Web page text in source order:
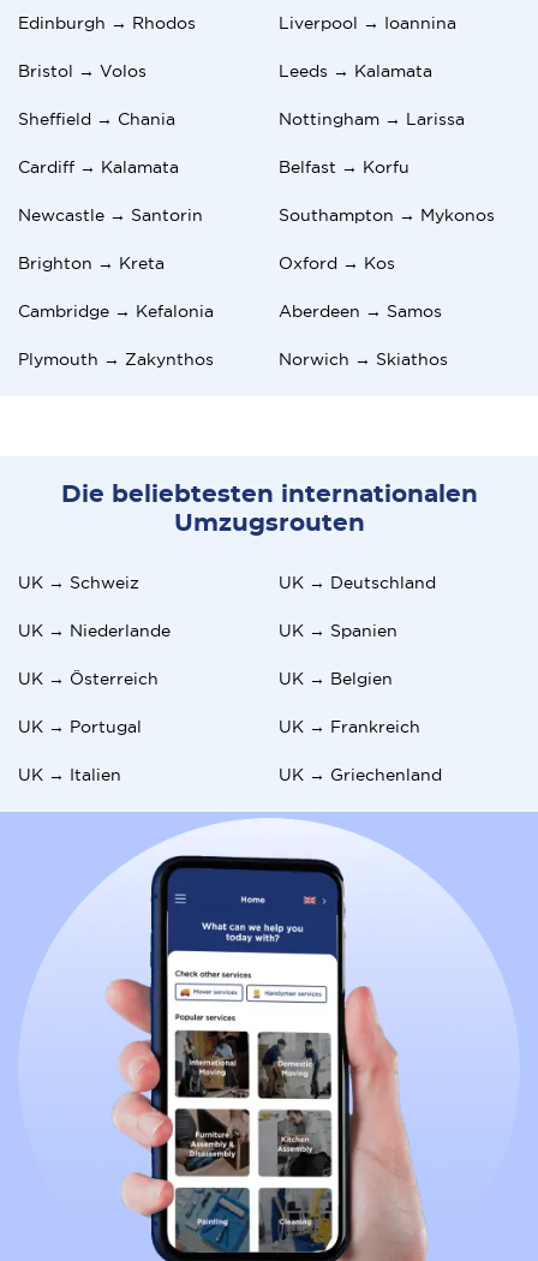
Edinburgh → Rhodos Liverpool → Ioannina
Bristol → Volos Leeds → Kalamata
Sheffield → Chania Nottingham → Larissa
Cardiff → Kalamata Belfast → Korfu
Newcastle → Santorin Southampton → Mykonos
Brighton → Kreta Oxford → Kos
Cambridge → Kefalonia Aberdeen → Samos
Plymouth → Zakynthos Norwich → Skiathos
Die beliebtesten internationalen
Umzugsrouten
UK → Schweiz UK → Deutschland
UK → Niederlande UK → Spanien
UK → Österreich UK → Belgien
UK → Portugal UK → Frankreich
UK → Italien UK → Griechenland